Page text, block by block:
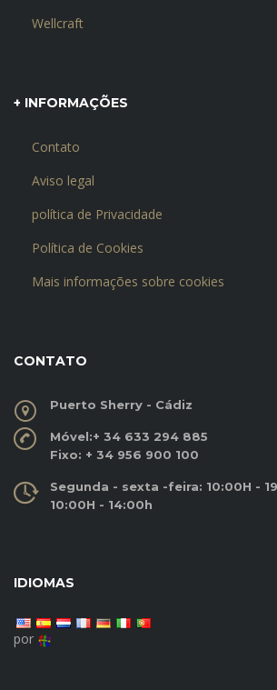
Wellcraft
+ INFORMAÇÕES
Contato
Aviso legal
política de Privacidade
Política de Cookies
Mais informações sobre cookies
CONTATO
Puerto Sherry - Cádiz
Móvel:+ 34 633 294 885
Fixo: + 34 956 900 100
Segunda - sexta -feira: 10:00H -
10:00H - 14:00h
IDIOMAS
por